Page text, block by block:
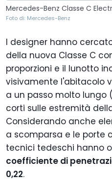
Mercedes-Benz Classe C
Foto di: Mercedes-Benz
I designer hanno
della nuova Classe C
proporzioni e il lunotto
visivamente l'abitacolo
a un passo molto lungo
corti sulle estremità
Considerando anche
a scomparsa e le porte
tecnici tedeschi hanno
coefficiente di
0,22.